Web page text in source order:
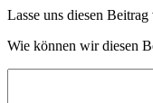
Lasse uns diesen Beitrag
Wie können wir diesen